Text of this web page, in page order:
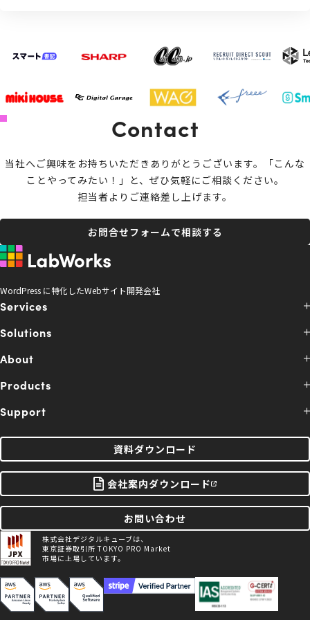
Contact
当社へご興味をお持ちいただきありがとうございます。
「こんな
ことやってみたい！」と、ぜひ気軽にご相談ください。
担当者よりご連絡差し上げます。
お問合せフォームで相談する
WordPress に特化したWebサイト開発会社
Services
Solutions
About
Products
Support
資料ダウンロード
会社案内ダウンロード
お問い合わせ
株式会社デジタルキューブは、
東京証券取引所 TOKYO PRO Market
市場に上場しています。